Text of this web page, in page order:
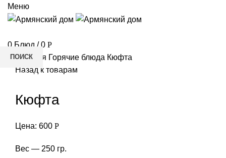
Меню
0 Блюд / 0 Р
Главная Горячие блюда Кюфта
Назад к товарам
Кюфта
Цена: 600 Р
Вес — 250 гр.
ПОИСК
Начните вводить текст, чтобы увидеть товары, которые вы